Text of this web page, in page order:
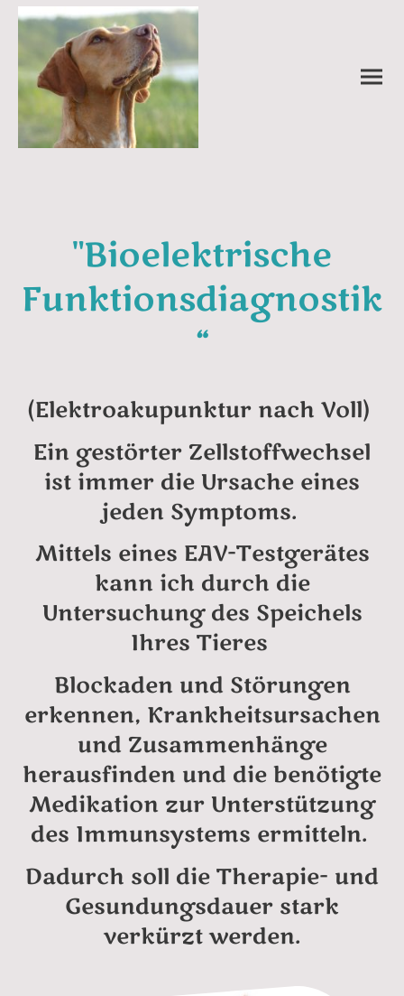
"Bioelektrische
Funktionsdiagnostik
“
(Elektroakupunktur nach Voll)
Ein gestörter Zellstoffwechsel
ist immer die Ursache eines
jeden Symptoms.
Mittels eines EAV-Testgerätes
kann ich durch die
Untersuchung des Speichels
Ihres Tieres
Blockaden und Störungen
erkennen, Krankheitsursachen
und Zusammenhänge
herausfinden und die benötigte
Medikation zur Unterstützung
des Immunsystems ermitteln.
Dadurch soll die Therapie- und
Gesundungsdauer stark
verkürzt werden.